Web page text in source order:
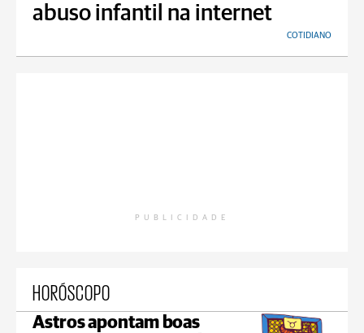
abuso infantil na internet
COTIDIANO
PUBLICIDADE
HORÓSCOPO
Astros apontam boas